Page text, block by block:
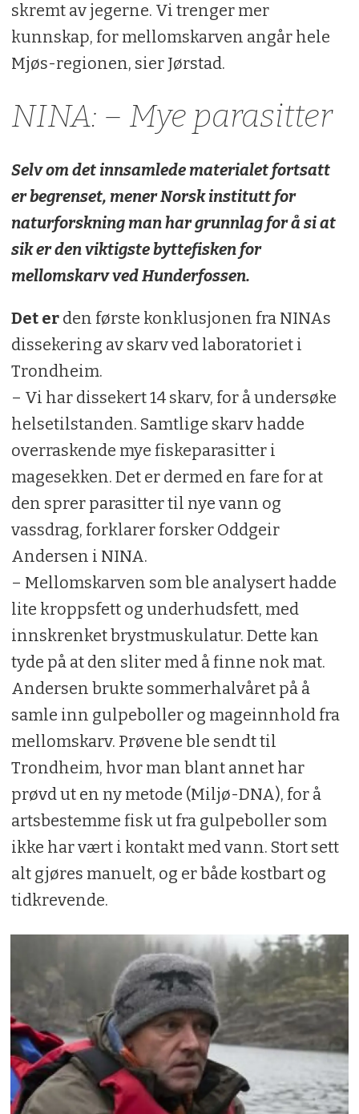
skremt av jegerne. Vi trenger mer
kunnskap, for mellomskarven angår hele
Mjøs-regionen, sier Jørstad.
NINA: – Mye parasitter
Selv om det innsamlede materialet fortsatt
er begrenset, mener Norsk institutt for
naturforskning man har grunnlag for å si at
sik er den viktigste byttefisken for
mellomskarv ved Hunderfossen.
Det erden første konklusjonen fra NINAs
dissekering av skarv ved laboratoriet i
Trondheim.
– Vi har dissekert 14 skarv, for å undersøke
helsetilstanden. Samtlige skarv hadde
overraskende mye fiskeparasitter i
magesekken. Det er dermed en fare for at
den sprer parasitter til nye vann og
vassdrag, forklarer forsker Oddgeir
Andersen i NINA.
– Mellomskarven som ble analysert hadde
lite kroppsfett og underhudsfett, med
innskrenket brystmuskulatur. Dette kan
tyde på at den sliter med å finne nok mat.
Andersen brukte sommerhalvåret på å
samle inn gulpeboller og mageinnhold fra
mellomskarv. Prøvene ble sendt til
Trondheim, hvor man blant annet har
prøvd ut en ny metode (Miljø-DNA), for å
artsbestemme fisk ut fra gulpeboller som
ikke har vært i kontakt med vann. Stort sett
alt gjøres manuelt, og er både kostbart og
tidkrevende.